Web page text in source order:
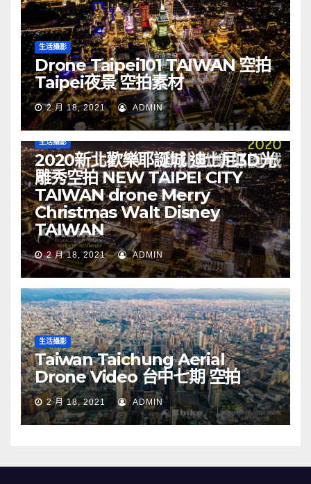
生活攝影
Drone Taipei101 TAIWAN 空拍
Taipei夜景 空拍素材
2 月 18, 2021 ADMIN
生活攝影
2020新北歡樂耶誕城 迪士尼3D光
雕秀空拍 NEW TAIPEI CITY
TAIWAN drone Merry
Christmas Walt Disney
TAIWAN
2 月 18, 2021 ADMIN
生活攝影
Taiwan Taichung Aerial
Drone Video 台中七期 空拍
2 月 18, 2021 ADMIN